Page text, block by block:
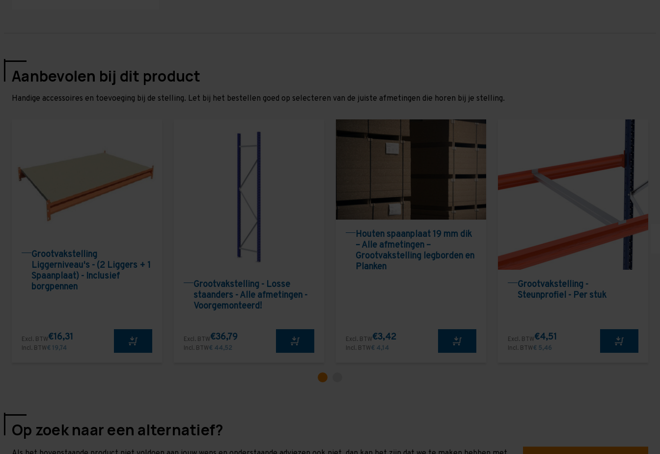
Aanbevolen bij dit product
Handige accessoires en toevoeging bij de stelling. Let bij het bestellen goed op selecteren van de juiste afmetingen die horen bij je stelling.
Grootvakstelling
Liggerniveau's - (2 Liggers + 1
Spaanplaat) - Inclusief
borgpennen
Excl. BTW€16,31
Incl. BTW€ 19,74
Grootvakstelling - Losse
staanders - Alle afmetingen -
Voorgemonteerd!
Excl. BTW€36,79
Incl. BTW€ 44,52
Houten spaanplaat 19 mm dik
– Alle afmetingen –
Grootvakstelling legborden en
Planken
Excl. BTW€3,42
Incl. BTW€ 4,14
Grootvakstelling -
Steunprofiel - Per stuk
Excl. BTW€4,51
Incl. BTW€ 5,46
Op zoek naar een alternatief?